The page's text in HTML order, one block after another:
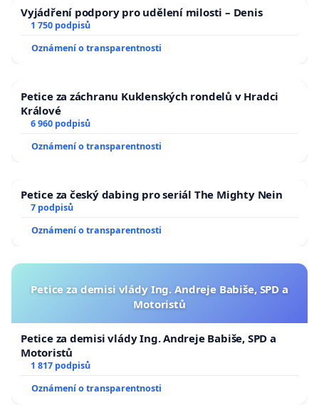
Vyjádření podpory pro udělení milosti – Denis
1 750 podpisů
Oznámení o transparentnosti
Petice za záchranu Kuklenských rondelů v Hradci
Králové
6 960 podpisů
Oznámení o transparentnosti
Petice za český dabing pro seriál The Mighty Nein
7 podpisů
Oznámení o transparentnosti
Petice za demisi vlády Ing. Andreje Babiše, SPD a
Motoristů
Petice za demisi vlády Ing. Andreje Babiše, SPD a
Motoristů
1 817 podpisů
Oznámení o transparentnosti